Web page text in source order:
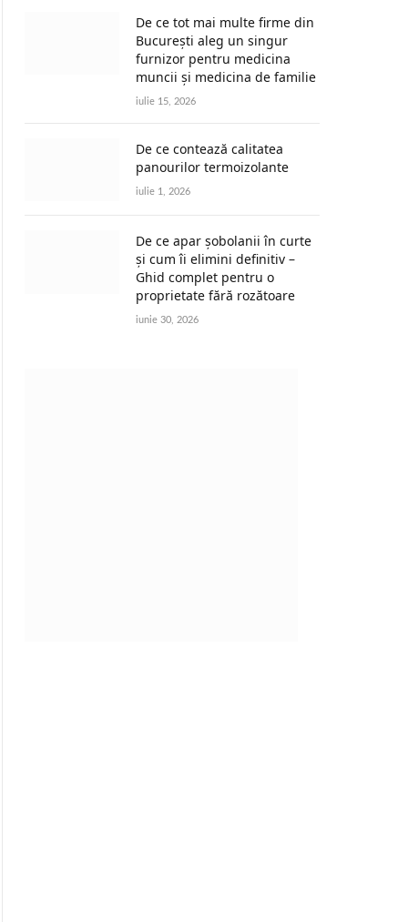
De ce tot mai multe firme din
București aleg un singur
furnizor pentru medicina
muncii și medicina de familie
iulie 15, 2026
De ce contează calitatea
panourilor termoizolante
iulie 1, 2026
De ce apar șobolanii în curte
și cum îi elimini definitiv –
Ghid complet pentru o
proprietate fără rozătoare
iunie 30, 2026